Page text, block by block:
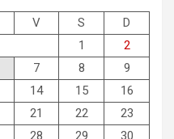
V S
D
1
2
7 8
9
14 15
16
21 22
23
28 29 30